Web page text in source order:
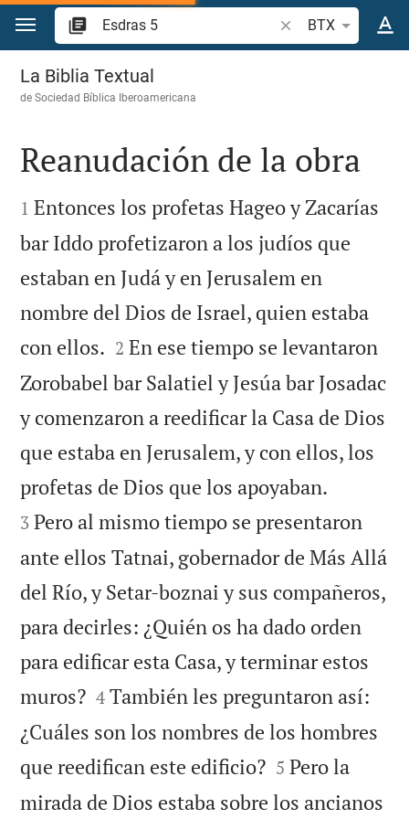
Ir a un contenido
Buscar versículo
BTX
Esdras 5
La Biblia Textual
deSociedad Bíblica Iberoamericana

Reanudación de la obra

1 Entonces los profetas Hageo y Zacarías
bar Iddo profetizaron a los judíos que
estaban en Judá y en Jerusalem en
nombre del Dios de Israel, quien estaba
con ellos. 

2 En ese tiempo se levantaron
Zorobabel bar Salatiel y Jesúa bar Josadac
y comenzaron a reedificar la Casa de Dios
que estaba en Jerusalem, y con ellos, los
profetas de Dios que los apoyaban.
3 Pero al mismo tiempo se presentaron
ante ellos Tatnai, gobernador de Más Allá
del Río, y Setar-boznai y sus compañeros,
para decirles: ¿Quién os ha dado orden
para edificar esta Casa, y terminar estos
muros?
4 También les preguntaron así:
¿Cuáles son los nombres de los hombres
que reedifican este edificio?
5 Pero la
mirada de Dios estaba sobre los ancianos